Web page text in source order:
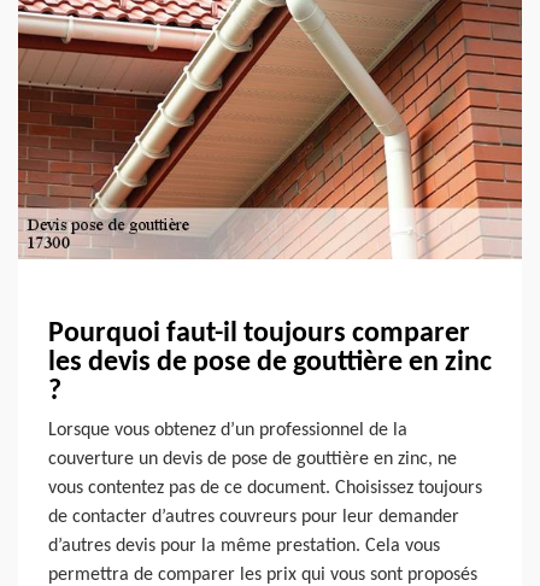
Pourquoi faut-il toujours comparer
les devis de pose de gouttière en zinc
?
Lorsque vous obtenez d’un professionnel de la
couverture un devis de pose de gouttière en zinc, ne
vous contentez pas de ce document. Choisissez toujours
de contacter d’autres couvreurs pour leur demander
d’autres devis pour la même prestation. Cela vous
permettra de comparer les prix qui vous sont proposés